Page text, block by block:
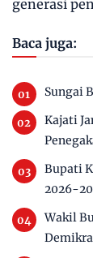
generasi
Baca juga:
Sungai
Kajati
Bupati
2026-
Wakil